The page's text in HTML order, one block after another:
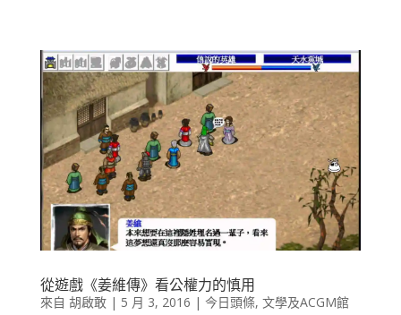
從遊戲《姜維傳》看公權力的慎用
來自 胡啟敢| 5 月 3, 2016 | 今日頭條, 文學及ACGM館